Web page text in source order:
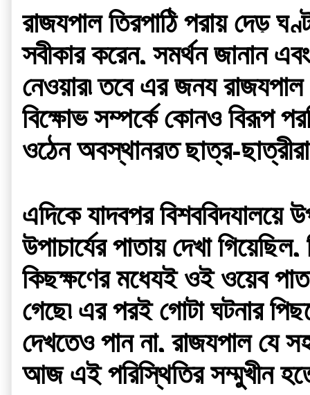
রাজ্যপাল ত্রিপাঠি প্রায় দেড়
স্বীকার করেন, সমর্থন জানান
নেওয়ার৷ তবে এর জন্য
বিক্ষোভ সম্পর্কে কোনও বিরূপ
ওঠেন অবস্থানরত ছাত্র-
এদিকে যাদবপুর বিশ্ববিদ্যালয়ে
উপাচার্যের পাতায় দেখা
কিছুক্ষণের মধ্যেই ওই ওয়েব
গেছে৷ এর পরই গোটা ঘটনার
দেখতেও পান না, রাজ্যপাল যে
আজ এই পরিস্থিতির সম্মুখীন